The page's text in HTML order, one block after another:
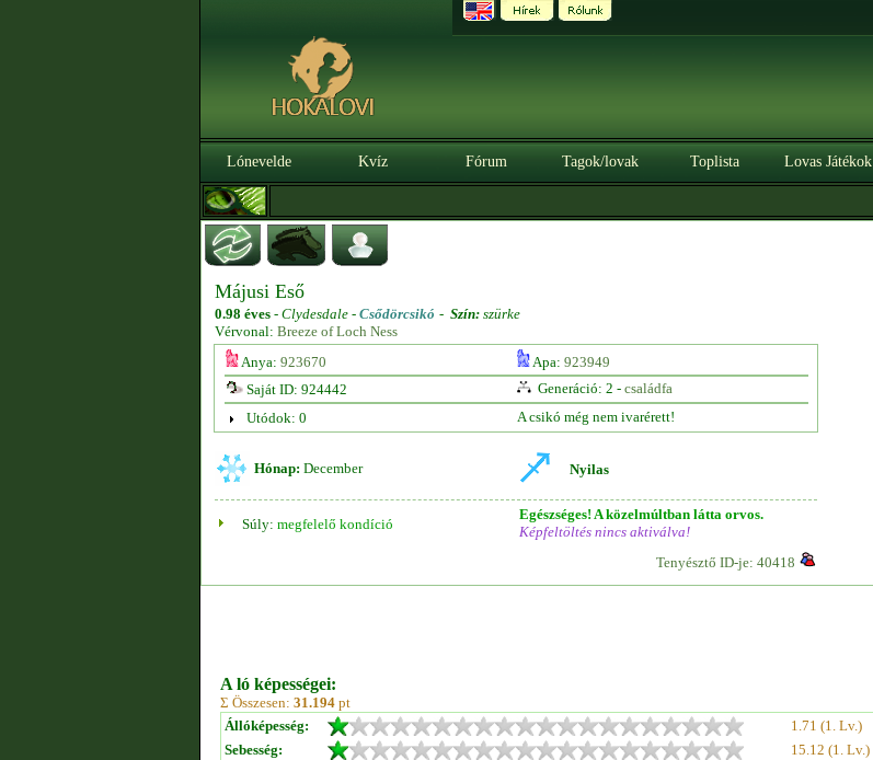
Lónevelde Kvíz Fórum Tagok/lovak Toplista Lovas Játékok
Májusi Eső
0.98 éves - Clydesdale - Csődörcsikó - Szín: szürke
Vérvonal: Breeze of Loch Ness
Anya: 923670 Apa: 923949
Saját ID: 924442
Generáció: 2 - családfa
Utódok: 0
A csikó még nem ivarérett!
Hónap: December Nyilas
Súly: megfelelő kondíció
Egészséges! A közelmúltban látta orvos.
Képfeltöltés nincs aktiválva!
Tenyésztő ID-je: 40418
A ló képességei:
Σ Összesen: 31.194 pt
Állóképesség:
1.71 (1. Lv.)
Sebesség:
15.12 (1. Lv.)